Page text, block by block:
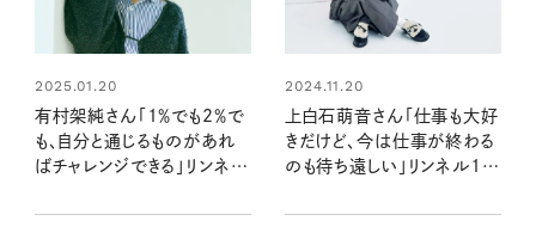
2025.01.20
有村架純さん「1％でも2％で
も、自分と通じるものがあれ
ばチャレンジできる」リンネル
2024.11.20
上白石萌音さん「仕事も大好
きだけど、今は仕事が終わる
のも待ち遠しい」リンネル1月